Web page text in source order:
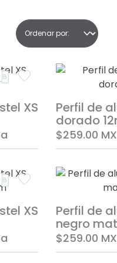
XS Perfil de
dorado
$259.00
XS Perfil de
negro
$259.00